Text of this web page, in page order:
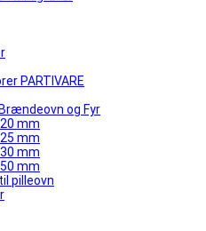
PARTIVARE
og Fyr
mm
mm
mm
mm
pilleovn